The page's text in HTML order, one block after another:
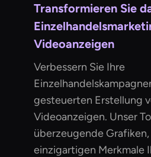
Transformieren Sie
Videoanzeigen
Verbessern Sie Ihre
gesteuerten Erstellung
Videoanzeigen. Unser
überzeugende
einzigartigen Merkmale